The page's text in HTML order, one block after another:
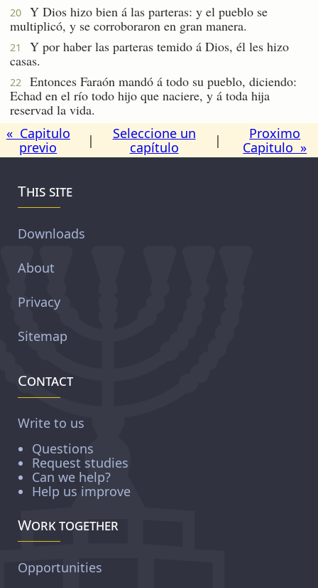
20
Y Dios hizo bien á las parteras: y el pueblo se
multiplicó, y se corroboraron en gran manera.
21
Y por haber las parteras temido á Dios, él les hizo
casas.
22
Entonces Faraón mandó á todo su pueblo, diciendo:
Echad en el río todo hijo que naciere, y á toda hija
reservad la vida.
« Capitulo
previo
|
Seleccione un
capítulo
|
Proximo
Capitulo »
This site
Downloads
About
Privacy
Sitemap
Contact
Write to us
Questions
Request studies
Can we help?
Help us improve
Work together
Opportunities